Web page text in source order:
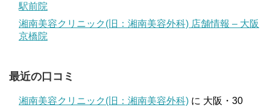
駅前院
湘南美容クリニック(旧：湘南美容外科) 店舗情報 – 大阪
京橋院
最近の口コミ
湘南美容クリニック(旧：湘南美容外科) に 大阪・30